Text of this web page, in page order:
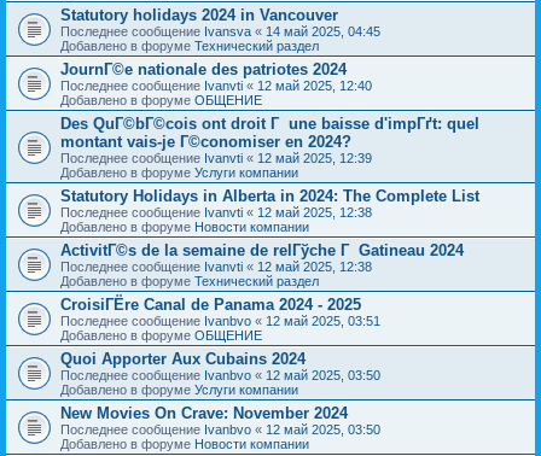
Statutory holidays 2024 in Vancouver
Последнее сообщение Ivansva « 14 май 2025, 04:45
Добавлено в форуме Технический раздел
JournГ©e nationale des patriotes 2024
Последнее сообщение Ivanvti « 12 май 2025, 12:40
Добавлено в форуме ОБЩЕНИЕ
Des QuГ©bГ©cois ont droit Г une baisse d'impГґt: quel
montant vais-je Г©conomiser en 2024?
Последнее сообщение Ivanvti « 12 май 2025, 12:39
Добавлено в форуме Услуги компании
Statutory Holidays in Alberta in 2024: The Complete List
Последнее сообщение Ivanvti « 12 май 2025, 12:38
Добавлено в форуме Новости компании
ActivitГ©s de la semaine de relГўche Г Gatineau 2024
Последнее сообщение Ivanvti « 12 май 2025, 12:38
Добавлено в форуме Технический раздел
CroisiГЁre Canal de Panama 2024 - 2025
Последнее сообщение Ivanbvo « 12 май 2025, 03:51
Добавлено в форуме ОБЩЕНИЕ
Quoi Apporter Aux Cubains 2024
Последнее сообщение Ivanbvo « 12 май 2025, 03:50
Добавлено в форуме Услуги компании
New Movies On Crave: November 2024
Последнее сообщение Ivanbvo « 12 май 2025, 03:50
Добавлено в форуме Новости компании